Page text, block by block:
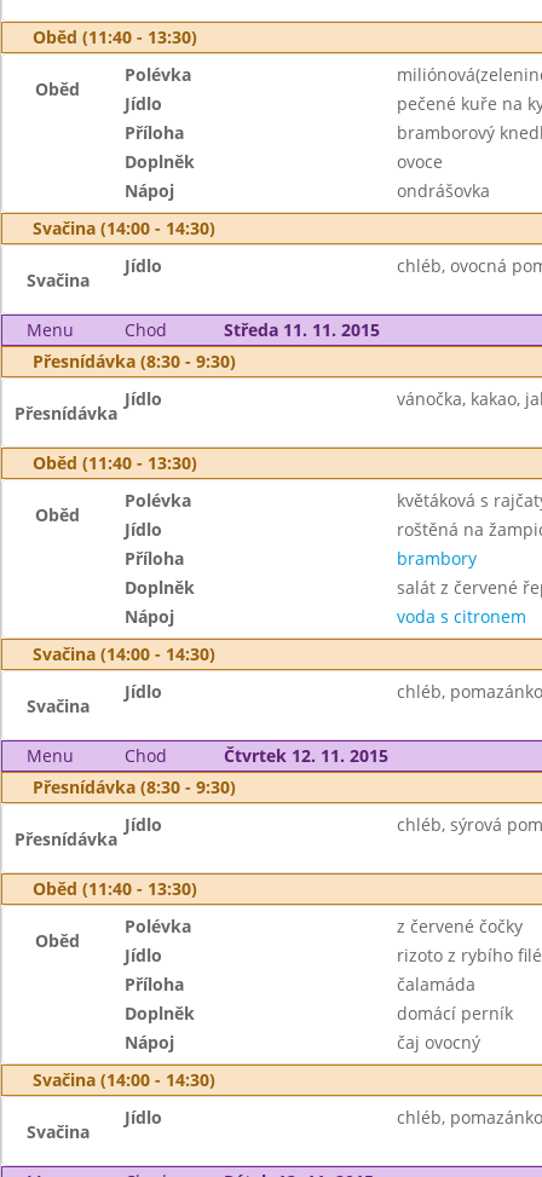
Oběd (11:40 - 13:30)
Oběd
Polévka
Jídlo
pečené kuře na
Příloha
bramborový
Doplněk
ovoce
Nápoj
ondrášovka
Svačina (14:00 - 14:30)
Svačina
Jídlo chléb, ovocná
Menu Chod
Středa 11. 11. 2015
Přesnídávka (8:30 - 9:30)
Přesnídávka
Jídlo vánočka, kakao,
Oběd (11:40 - 13:30)
Oběd
Polévka
květáková s
Jídlo
roštěná na
Příloha
brambory
Doplněk
salát z červené
Nápoj
voda s citronem
Svačina (14:00 - 14:30)
Svačina
Jídlo chléb,
Menu Chod
Čtvrtek 12. 11. 2015
Přesnídávka (8:30 - 9:30)
Přesnídávka
Jídlo chléb, sýrová
Oběd (11:40 - 13:30)
Oběd
Polévka
z červené čočky
Jídlo
rizoto z rybího filé
Příloha
čalamáda
Doplněk
domácí perník
Nápoj
čaj ovocný
Svačina (14:00 - 14:30)
Svačina
Jídlo chléb,